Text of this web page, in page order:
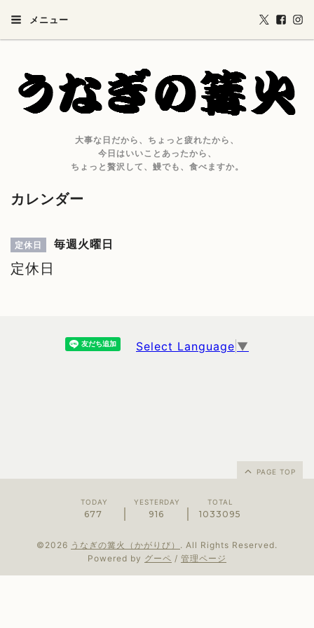
メニュー
大事な日だから、ちょっと疲れたから、
今日はいいことあったから、
ちょっと贅沢して、鰻でも、食べますか。
カレンダー
定休日 毎週火曜日
定休日
Select Language ▼
PAGE TOP
TODAY
677
YESTERDAY
916
TOTAL
1033095
©2026 うなぎの篝火（かがりび） . All Rights Reserved.
Powered by グーペ / 管理ページ